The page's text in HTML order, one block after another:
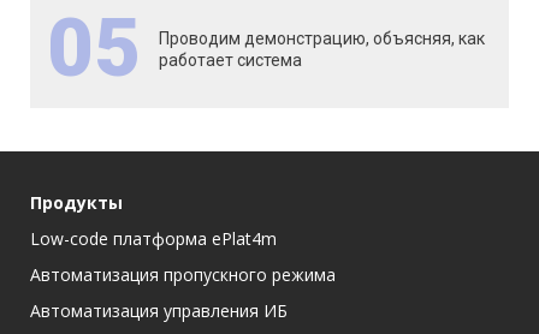
05
Проводим демонстрацию, объясняя, как
работает система
Продукты
Low-code платформа ePlat4m
Автоматизация пропускного режима
Автоматизация управления ИБ